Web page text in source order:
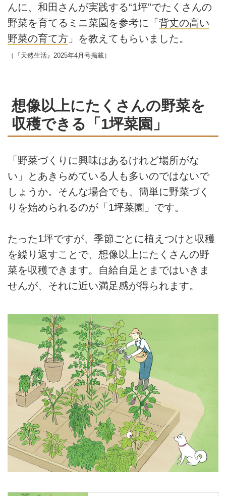
んに、和田さんが実践する“1坪”でたくさんの
野菜を育てるミニ菜園を参考に「 背丈の高い
野菜の育て方 」を教えてもらいました。
（『天然生活』2025年4月号掲載）
想像以上にたくさんの野菜を
収穫できる「1坪菜園」
「野菜づくりに興味はあるけれど場所がな
い」とあきらめている人も多いのではないで
しょうか。そんな場合でも、簡単に野菜づく
りを始められるのが「1坪菜園」です。
たった1坪ですが、季節ごとに植えつけと収穫
を繰り返すことで、想像以上にたくさんの野
菜を収穫できます。自給自足とまではいきま
せんが、それに近い満足感が得られます。